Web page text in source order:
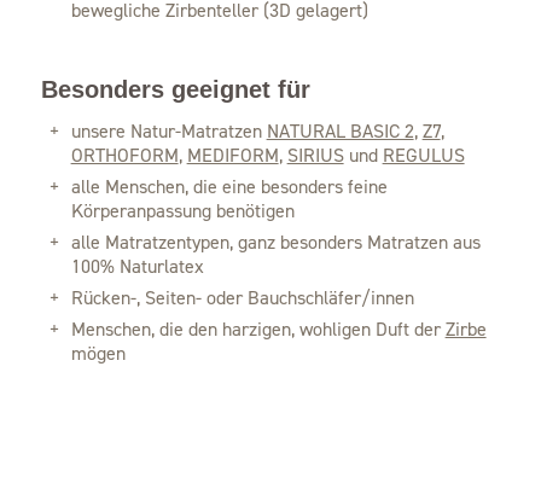
bewegliche Zirbenteller (3D gelagert)
Besonders geeignet für
unsere Natur-Matratzen NATURAL BASIC 2,Z7,
ORTHOFORM, MEDIFORM, SIRIUSund REGULUS
alle Menschen, die eine besonders feine
Körperanpassung benötigen
alle Matratzentypen, ganz besonders Matratzen aus
100% Naturlatex
Rücken-, Seiten- oder Bauchschläfer/innen
Menschen, die den harzigen, wohligen Duft derZirbe
mögen